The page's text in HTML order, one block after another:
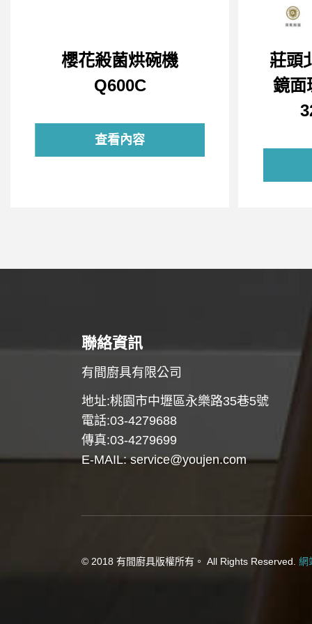
櫻花殺菌烘碗機
Q600C
查看內容
莊頭
鏡面
聯絡資訊
有間廚具有限公司
地址:桃園市中壢區永樂路35巷5號
電話:03-4279688
傳真:03-4279699
E-MAIL:service@youjen.com
© 2018 有間廚具版權所有。 All Rights Reserved. 網